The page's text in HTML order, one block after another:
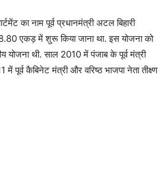
का नाम पूर्व प्रधानमंत्री अटल बिहारी
एकड़ में शुरू किया जाना था. इस योजना को
योजना थी. साल 2010 में पंजाब के पूर्व मंत्री
कैबिनेट मंत्री और वरिष्ठ भाजपा नेता तीक्ष्ण